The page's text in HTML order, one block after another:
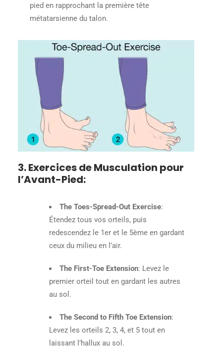
pied en rapprochant la première tête
métatarsienne du talon.
3. Exercices de Musculation pour
l’Avant-Pied:
The Toes-Spread-Out Exercise:
Étendez tous vos orteils, puis
redescendez le 1er et le 5ème en gardant
ceux du milieu en l’air.
The First-Toe Extension: Levez le
premier orteil tout en gardant les autres
au sol.
The Second to Fifth Toe Extension:
Levez les orteils 2, 3, 4, et 5 tout en
laissant l’hallux au sol.